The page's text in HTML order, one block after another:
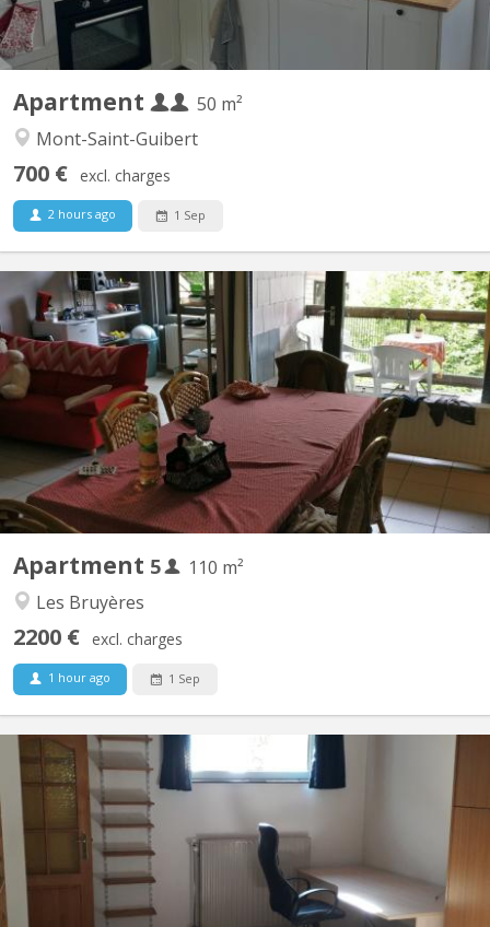
Apartment
50 m²
Mont-Saint-Guibert
700 € excl. charges
2 hours ago 1 Sep
Apartment 5
110 m²
Les Bruyères
2200 € excl. charges
1 hour ago 1 Sep
KV 1793
Appartement meublé 5 chambres Quartier des Bruyères, à 1348
Louvain-la-Neuve, à 150 m de la Place Montesquieu (proximité
centre et facilités). Appartement de 110 m2 pour 5 étudiant(e)s
solidaires, non-fumeurs : 5 chambres, hall, cuisine équipée,
remise, salle de bain avec WC, terrasse, salle...
KV 1905
Uniquement pour 1 ÉTUDIANT(E) sur Louvain-la-Neuve Beau
studio meublé complètement privatif de 45M2 à louer Parfait
état Loyer mensuel 560 euros, forfait pour les charges 100 euros
par mois = 660 euros TOUT COMPRIS (électricité, chauffage,
eau, internet) Pas de domicile Séjour carrelé, cuisine...